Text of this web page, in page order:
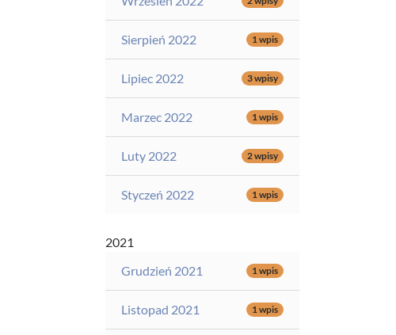
Sierpień 2022 1 wpis
Lipiec 2022 3 wpisy
Marzec 2022 1 wpis
Luty 2022 2 wpisy
Styczeń 2022 1 wpis
2021
Grudzień 2021
1 wpis
Listopad 2021 1 wpis